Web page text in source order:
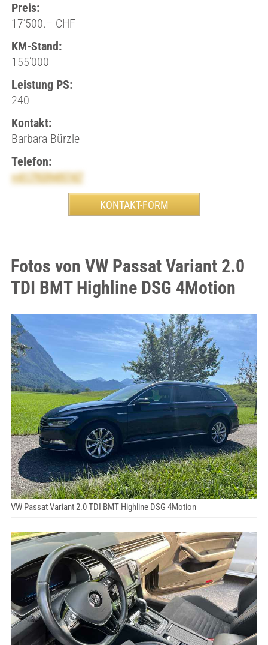
Preis:
17’500.– CHF
KM-Stand:
155’000
Leistung PS:
240
Kontakt:
Barbara Bürzle
Telefon:
+41793949747
Fotos von VW Passat Variant 2.0
TDI BMT Highline DSG 4Motion
VW Passat Variant 2.0 TDI BMT Highline DSG 4Motion